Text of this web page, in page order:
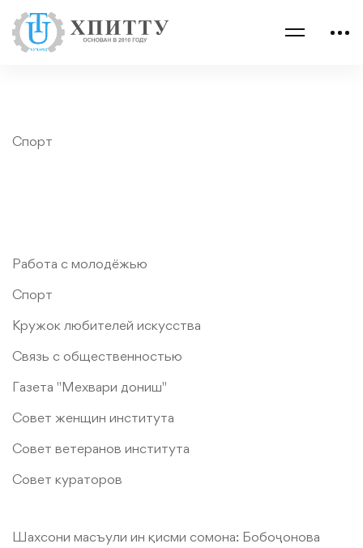
Спорт
Работа с молодёжью
Спорт
Кружок любителей искусства
Связь с общественностью
Газета "Мехвари дониш"
Совет женщин института
Совет ветеранов института
Совет кураторов
Шахсони масъули ин қисми сомона: Бобоҷонова